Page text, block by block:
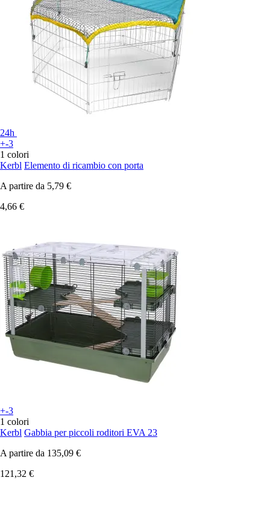
24h
+-3
1 colori
Kerbl Elemento di ricambio con porta
A partire da 5,79 €
4,66 €
+-3
1 colori
Kerbl Gabbia per piccoli roditori EVA 23
A partire da 135,09 €
121,32 €